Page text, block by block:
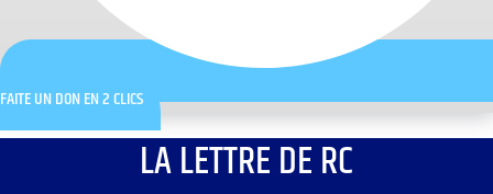
FAITE UN DON EN 2 CLICS
LA LETTRE DE RC